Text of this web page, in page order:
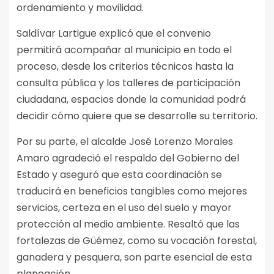
ordenamiento y movilidad.
Saldívar Lartigue explicó que el convenio
permitirá acompañar al municipio en todo el
proceso, desde los criterios técnicos hasta la
consulta pública y los talleres de participación
ciudadana, espacios donde la comunidad podrá
decidir cómo quiere que se desarrolle su territorio.
Por su parte, el alcalde José Lorenzo Morales
Amaro agradeció el respaldo del Gobierno del
Estado y aseguró que esta coordinación se
traducirá en beneficios tangibles como mejores
servicios, certeza en el uso del suelo y mayor
protección al medio ambiente. Resaltó que las
fortalezas de Güémez, como su vocación forestal,
ganadera y pesquera, son parte esencial de esta